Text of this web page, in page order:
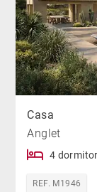
Casa
Anglet
4
REF. M1946